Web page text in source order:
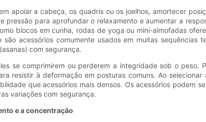
apoiar a cabeça, os quadris ou os joelhos, amortecer
para aprofundar o relaxamento e aumentar a
blocos em cunha, rodas de yoga ou mini-almofadas
acessórios comumente usados ​​em muitas
com segurança.
se comprimirem ou perderem a integridade sob o peso.
resistir à deformação em posturas comuns. Ao
que acessórios mais densos. Os acessórios podem
variações com segurança.
e a concentração